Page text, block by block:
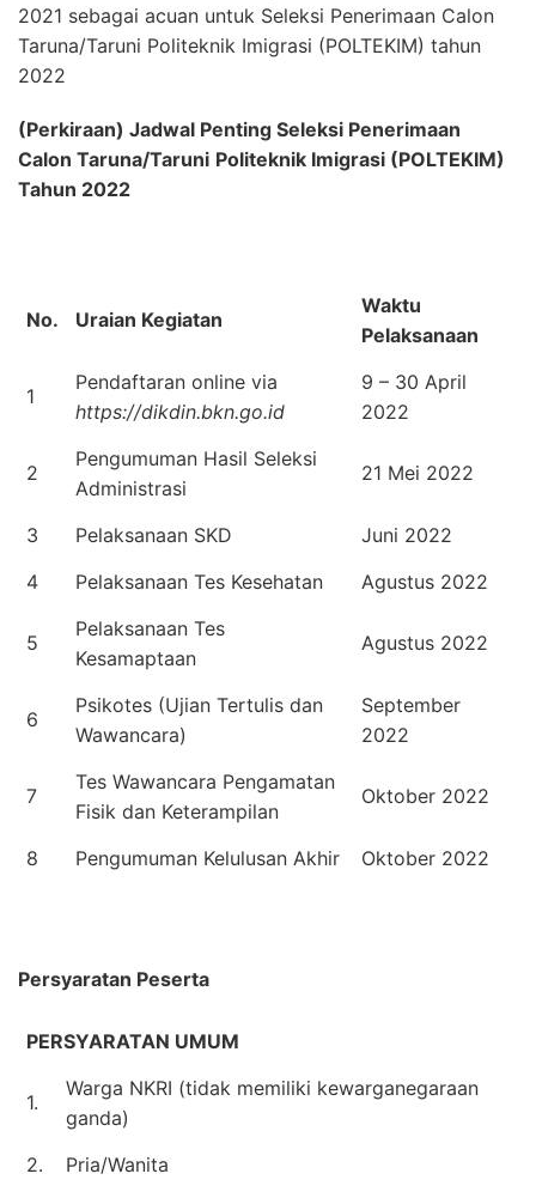
2021 sebagai acuan untuk Seleksi Penerimaan Calon
Taruna/Taruni Politeknik Imigrasi (POLTEKIM) tahun
2022
(Perkiraan) Jadwal Penting Seleksi Penerimaan
Calon Taruna/Taruni Politeknik Imigrasi (POLTEKIM)
Tahun 2022
No. Uraian Kegiatan
Waktu
Pelaksanaan
1
Pendaftaran online via
https://dikdin.bkn.go.id
9 – 30 April
2022
2
Pengumuman Hasil Seleksi
Administrasi
21 Mei 2022
3 Pelaksanaan SKD
Juni 2022
4
Pelaksanaan Tes Kesehatan Agustus 2022
5
Pelaksanaan Tes
Kesamaptaan
Agustus 2022
6
Psikotes (Ujian Tertulis dan
Wawancara)
September
2022
7
Tes Wawancara Pengamatan
Fisik dan Keterampilan
Oktober 2022
8 Pengumuman Kelulusan Akhir Oktober 2022
Persyaratan Peserta
PERSYARATAN UMUM
1.
Warga NKRI (tidak memiliki kewarganegaraan
ganda)
2.
Pria/Wanita